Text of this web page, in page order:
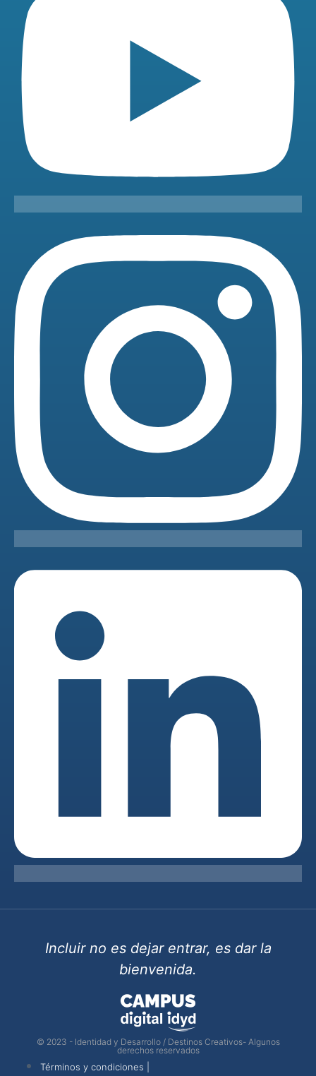
Incluir no es dejar entrar, es dar la
bienvenida.
© 2023 - Identidad y Desarrollo / Destinos Creativos- Algunos
derechos reservados
Términos y condiciones |